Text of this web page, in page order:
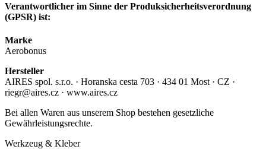
Verantwortlicher im Sinne der Produksicherheitsverordnung
(GPSR) ist:
Marke
Aerobonus
Hersteller
AIRES spol. s.r.o. · Horanska cesta 703 · 434 01 Most · CZ ·
riegr@aires.cz · www.aires.cz
Bei allen Waren aus unserem Shop bestehen gesetzliche
Gewährleistungsrechte.
Werkzeug & Kleber